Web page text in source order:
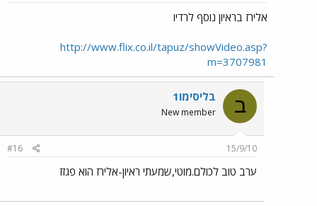
אלירז בראיון נוסף לרדיו
http://www.flix.co.il/tapuz/showVideo.asp?
m=3707981
ב בליסימו1
New member
15/9/10
#16
ערב טוב לכולם.מוטי,שמעתי ראיון-אלירז הוא פגזז